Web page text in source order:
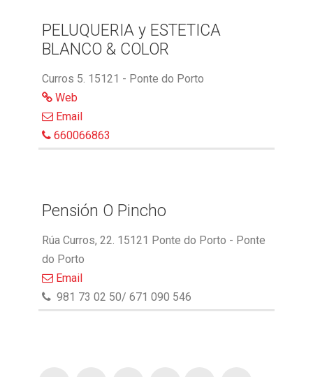
PELUQUERIA y ESTETICA
BLANCO & COLOR
Curros 5. 15121 - Ponte do Porto
Web
Email
660066863
Pensión O Pincho
Rúa Curros, 22. 15121 Ponte do Porto - Ponte
do Porto
Email
981 73 02 50/ 671 090 546